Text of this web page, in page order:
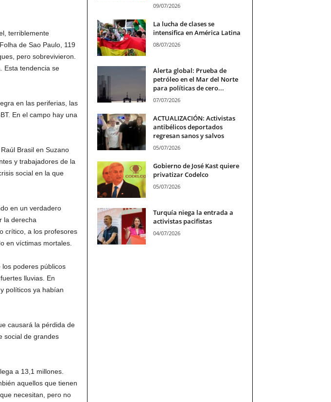
terriblemente
de Sao Paulo, 119
pero sobrevivieron.
Esta tendencia se
en las periferias, las
En el campo hay una
Brasil en Suzano
y trabajadores de la
social en la que
en un verdadero
la derecha
crítico, a los profesores
en víctimas mortales.
poderes públicos
lluvias. En
políticos ya habían
causará la pérdida de
social de grandes
a 13,1 millones.
aquellos que tienen
necesitan, pero no
09/07/2026
La lucha de clases se
intensifica en América Latina
08/07/2026
Alerta global: Prueba de
petróleo en el Mar del Norte
para políticas de cero...
07/07/2026
ACTUALIZACIÓN: Activistas
antibélicos deportados
regresan sanos y salvos
05/07/2026
Gobierno de José Kast quiere
privatizar Codelco
05/07/2026
Turquía niega la entrada a
activistas pacifistas
04/07/2026